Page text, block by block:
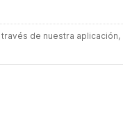
de nuestra